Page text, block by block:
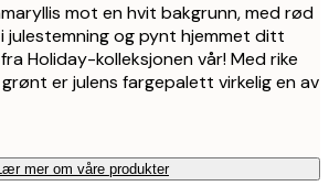
mot en hvit bakgrunn, med rød
julestemning og pynt hjemmet ditt
Holiday-kolleksjonen vår! Med rike
er julens fargepalett virkelig en av
mer om våre produkter